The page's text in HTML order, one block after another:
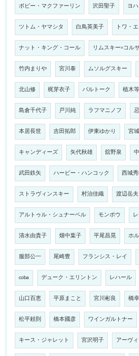
ボビー・マクファーリン 沢田聖子 ヨ
ツトム・ヤマシタ 白鳥英美子 トワ・
ナット・キング・コール リムスキー=コル
竹内まりや 宮川泰 ムソルグスキー
北山修 梶芽衣子 バルトーク 植木等
島倉千代子 戸川純 ラフマニノフ
本居長世 吉田拓郎 伊東ゆかり 宮
キャンディーズ 矢代秋雄 舘野泉
武田鉄矢 ハービー・ハンコック 西城
ストラヴィンスキー 村治佳織 渡辺岳夫
アルトゥル・シュナーベル モンポウ
清水由貴子 畑中葉子 平尾昌晃 ホ
服部公一 尾崎豊 フランシス・レイ
coba デューク・エリントン レハール
山口百恵 平原まこと 宮川彬良 橋
松平頼則 橋本國彦 ワインガルトナー
キース・ジャレット 宮沢明子 アーヴ